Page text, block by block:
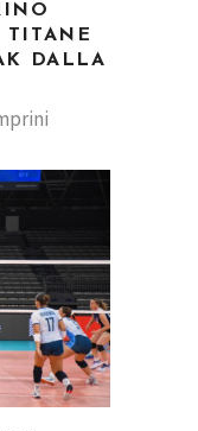
TITANE
DALLA